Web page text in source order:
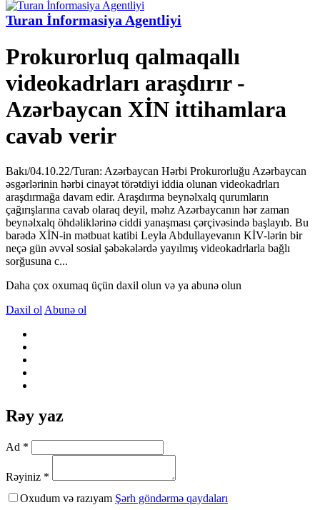
Turan İnformasiya Agentliyi
Prokurorluq qalmaqallı
videokadrları araşdırır -
Azərbaycan XİN ittihamlara
cavab verir
Bakı/04.10.22/Turan: Azərbaycan Hərbi Prokurorluğu Azərbaycan
əsgərlərinin hərbi cinayət törətdiyi iddia olunan videokadrları
araşdırmağa davam edir. Araşdırma beynəlxalq qurumların
çağırışlarına cavab olaraq deyil, məhz Azərbaycanın hər zaman
beynəlxalq öhdəliklərinə ciddi yanaşması çərçivəsində başlayıb. Bu
barədə XİN-in mətbuat katibi Leyla Abdullayevanın KİV-lərin bir
neçə gün əvvəl sosial şəbəkələrdə yayılmış videokadrlarla bağlı
sorğusuna c...
Daha çox oxumaq üçün daxil olun və ya abunə olun
Daxil ol Abunə ol
Rəy yaz
Ad *
Rəyiniz *
Oxudum və razıyam Şərh göndərmə qaydaları